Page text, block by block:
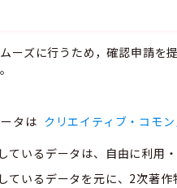
ーズに行うため，確認申請を
タは クリエイティブ・コモ
ているデータは、自由に利用・
ているデータを元に、2次著作